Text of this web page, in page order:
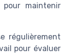
pour maintenir
régulièrement
pour évaluer